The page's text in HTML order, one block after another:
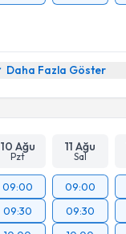
Daha Fazla Göster
10 Ağu
Pzt
11 Ağu
Sal
09:00
09:30
09:00
09:30